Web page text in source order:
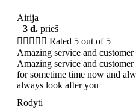
Airija
3 d. prieš
     Rated 5 out of 5
Amazing service and customer
Amazing service and
for sometime time now and
always look after you
Rodyti